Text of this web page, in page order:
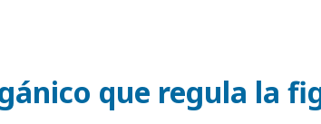
que regula la